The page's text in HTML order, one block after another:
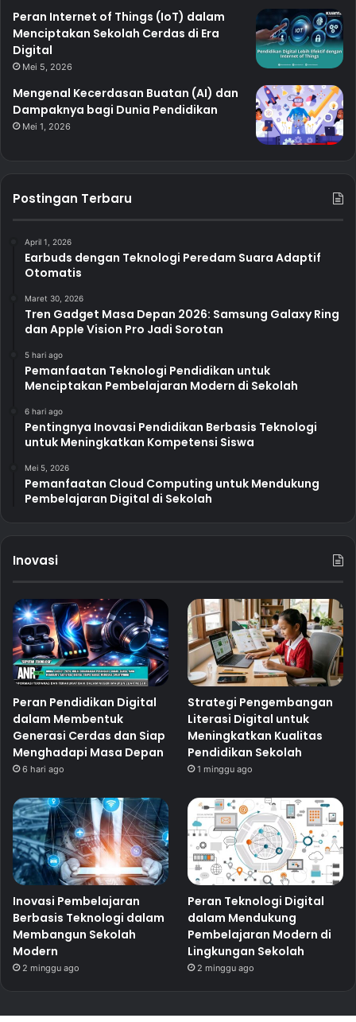
Peran Internet of Things (IoT) dalam
Menciptakan Sekolah Cerdas di Era
Digital
Mei 5, 2026
Mengenal Kecerdasan Buatan (AI) dan
Dampaknya bagi Dunia Pendidikan
Mei 1, 2026
Postingan Terbaru
April 1, 2026
Earbuds dengan Teknologi Peredam Suara Adaptif
Otomatis
Maret 30, 2026
Tren Gadget Masa Depan 2026: Samsung Galaxy Ring
dan Apple Vision Pro Jadi Sorotan
5 hari ago
Pemanfaatan Teknologi Pendidikan untuk
Menciptakan Pembelajaran Modern di Sekolah
6 hari ago
Pentingnya Inovasi Pendidikan Berbasis Teknologi
untuk Meningkatkan Kompetensi Siswa
Mei 5, 2026
Pemanfaatan Cloud Computing untuk Mendukung
Pembelajaran Digital di Sekolah
Inovasi
Peran Pendidikan Digital
dalam Membentuk
Generasi Cerdas dan Siap
Menghadapi Masa Depan
6 hari ago
Strategi Pengembangan
Literasi Digital untuk
Meningkatkan Kualitas
Pendidikan Sekolah
1 minggu ago
Inovasi Pembelajaran
Berbasis Teknologi dalam
Membangun Sekolah
Modern
2 minggu ago
Peran Teknologi Digital
dalam Mendukung
Pembelajaran Modern di
Lingkungan Sekolah
2 minggu ago